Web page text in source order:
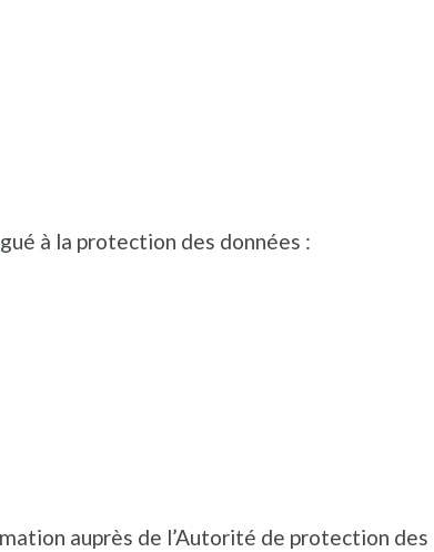
à la protection des données :
auprès de l’Autorité de protection des